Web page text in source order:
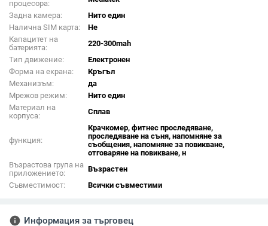
процесора:
Задна камера:
Нито един
Налична SIM карта:
Не
Капацитет на
батерията:
220-300mah
Тип движение:
Електронен
Форма на екрана:
Кръгъл
Механизъм:
да
Мрежов режим:
Нито един
Материал на
корпуса:
Сплав
функция:
Крачкомер, фитнес проследяване,
проследяване на съня, напомняне за
съобщения, напомняне за повикване,
отговаряне на повикване, н
Възрастова група на
приложението:
Възрастен
Съвместимост:
Всички съвместими
info Информация за търговец